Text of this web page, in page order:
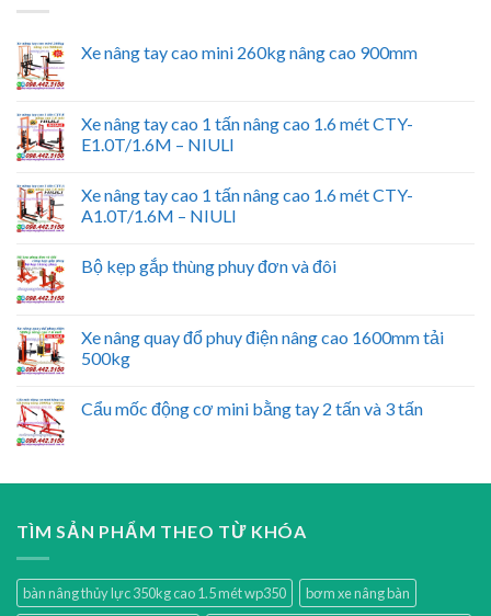
Xe nâng tay cao mini 260kg nâng cao 900mm
Xe nâng tay cao 1 tấn nâng cao 1.6 mét CTY-
E1.0T/1.6M – NIULI
Xe nâng tay cao 1 tấn nâng cao 1.6 mét CTY-
A1.0T/1.6M – NIULI
Bộ kẹp gắp thùng phuy đơn và đôi
Xe nâng quay đổ phuy điện nâng cao 1600mm tải
500kg
Cẩu mốc động cơ mini bằng tay 2 tấn và 3 tấn
TÌM SẢN PHẨM THEO TỪ KHÓA
bàn nâng thủy lực 350kg cao 1.5 mét wp350
bơm xe nâng bàn